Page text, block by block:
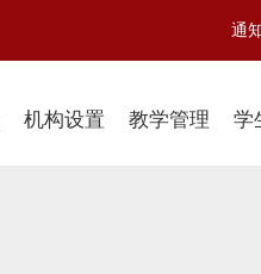
通
机构设置 教学管理 学